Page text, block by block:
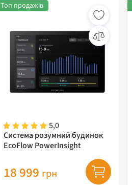
5,0
Система розумний будинок
EcoFlow PowerInsight
Топ продажів
18 999 грн